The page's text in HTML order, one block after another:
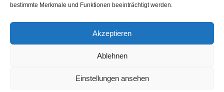
bestimmte Merkmale und Funktionen beeinträchtigt werden.
Akzeptieren
Ablehnen
Einstellungen ansehen
WEINGUT SHOP FEWOS